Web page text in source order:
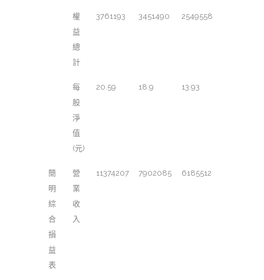
權
益
總
計
3761193 3451490 2549558
每
股
淨
值
(元)
20.59 18.9 13.93
簡
明
綜
合
損
益
表
營
業
收
入
11374207 7902085 6185512